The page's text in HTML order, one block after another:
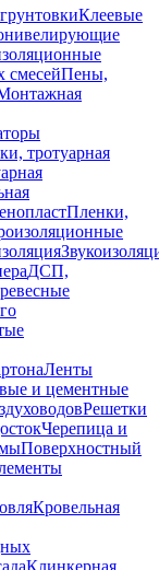
Клеевые
смесейПены,
тротуарная
Пленки,
ДСП,
Ленты
и цементные
Решетки
Черепица и
Поверхностный
Кровельная
Клинкерная